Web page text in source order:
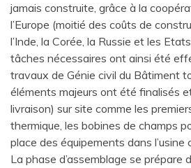
jamais construite, grâce à la
l’Europe (moitié des coûts de
l’Inde, la Corée, la Russie et les
tâches nécessaires ont ainsi été
travaux de Génie civil du Bâtiment
éléments majeurs ont été finalisés
livraison) sur site comme les
thermique, les bobines de champs
place des équipements dans l’usine
La phase d’assemblage se